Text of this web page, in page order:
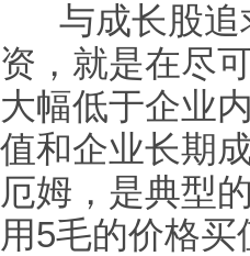
与成长股追
资，就是在尽
大幅低于企业
值和企业长期
厄姆，是典型
用5毛的价格